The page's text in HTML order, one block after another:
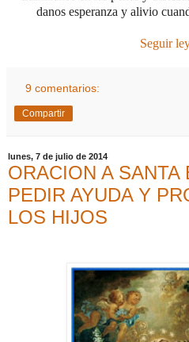
danos esperanza y alivio
Seguir
9 comentarios:
Compartir
lunes, 7 de julio de 2014
ORACION A SANTA
PEDIR AYUDA Y
LOS HIJOS